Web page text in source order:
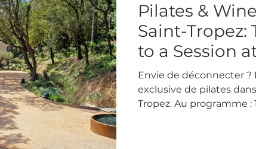
Pilates &
Saint-Tropez:
to a Session
Envie de déconnecter
exclusive de pilates
Tropez. Au programme :